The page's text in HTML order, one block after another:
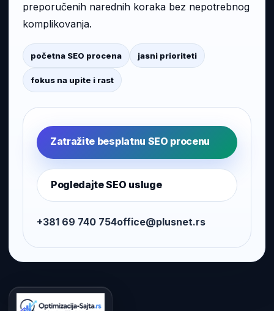
preporučenih narednih koraka bez nepotrebnog
komplikovanja.
početna SEO procena jasni prioriteti
fokus na upite i rast
Zatražite besplatnu SEO procenu
Pogledajte SEO usluge
+381 69 740 754office@plusnet.rs